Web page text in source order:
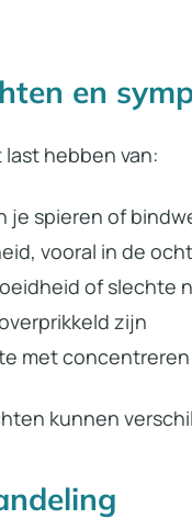
en
last hebben van:
je spieren of
vooral in de
of slechte
zijn
met
kunnen